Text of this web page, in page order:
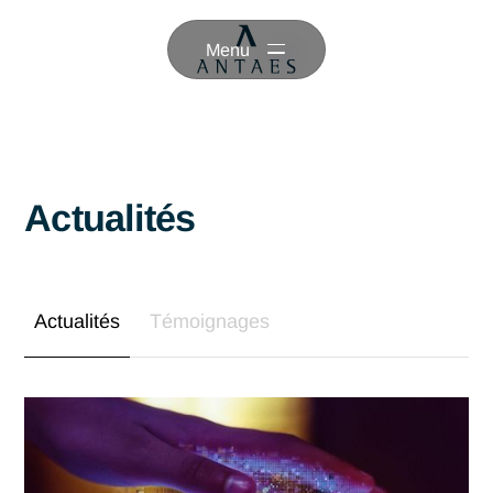
Menu
Actualités
Actualités Témoignages